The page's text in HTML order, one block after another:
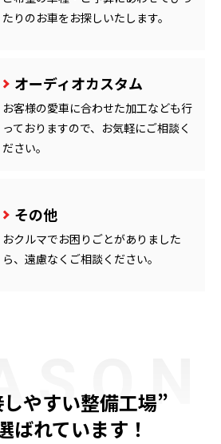
たりのお車をお探しいたします。
オーディオカスタム
お客様の愛車に合わせた加工なども行
っておりますので、お気軽にご相談く
ださい。
その他
おクルマでお困りごとがありました
ら、遠慮なくご相談ください。
やすい整備工場”
ばれています！